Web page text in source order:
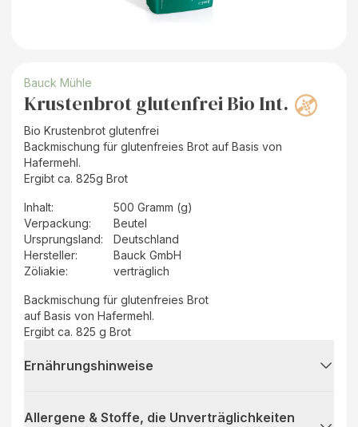
Bauck Mühle
Krustenbrot glutenfrei Bio Int.
Bio Krustenbrot glutenfrei
Backmischung für glutenfreies Brot auf Basis von
Hafermehl.
Ergibt ca. 825g Brot
Inhalt:
500 Gramm (g)
Verpackung:
Beutel
Ursprungsland:
Deutschland
Hersteller:
Bauck GmbH
Zöliakie:
verträglich
Backmischung für glutenfreies Brot
auf Basis von Hafermehl.
Ergibt ca. 825 g Brot
Ernährungshinweise
Allergene & Stoffe, die Unverträglichkeiten